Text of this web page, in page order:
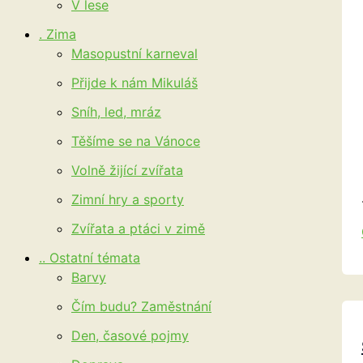
V lese
. Zima
Masopustní karneval
Přijde k nám Mikuláš
Sníh, led, mráz
Těšíme se na Vánoce
Volně žijící zvířata
Zimní hry a sporty
Zvířata a ptáci v zimě
.. Ostatní témata
Barvy
Čím budu? Zaměstnání
Den, časové pojmy